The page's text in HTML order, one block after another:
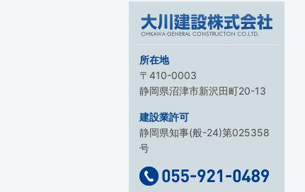
所在地
〒410-0003
静岡県沼津市新沢田町20-13
建設業許可
静岡県知事(般-24)第025358
号